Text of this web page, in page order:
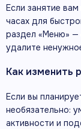
Если занятие
часах для
раздел «Меню» —
удалите
Как изменить
Если вы
необязательно:
активности и